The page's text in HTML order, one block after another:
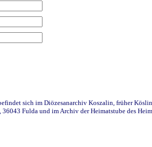
sich im Diözesanarchiv Koszalin, früher
Fulda und im Archiv der Heimatstube des